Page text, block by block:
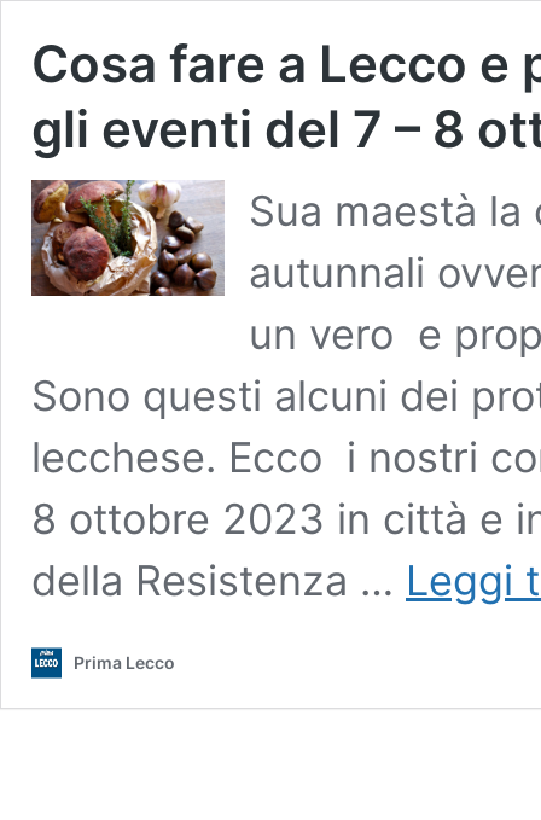
Cosa fare a Lecco
gli eventi del 7 – 8
Sua maestà
autunnali
un vero e
Sono questi alcuni dei
lecchese. Ecco i nostri
8 ottobre 2023 in città e
della Resistenza … Leggi
Prima Lecco